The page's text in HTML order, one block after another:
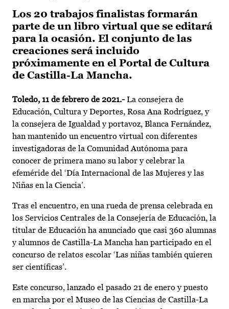
Los 20 trabajos finalistas formarán
parte de un libro virtual que se editará
para la ocasión. El conjunto de las
creaciones será incluido
próximamente en el Portal de Cultura
de Castilla-La Mancha.
Toledo, 11 de febrero de 2021.- La consejera de
Educación, Cultura y Deportes, Rosa Ana Rodríguez, y
la consejera de Igualdad y portavoz, Blanca Fernández,
han mantenido un encuentro virtual con diferentes
investigadoras de la Comunidad Autónoma para
conocer de primera mano su labor y celebrar la
efeméride del ‘Día Internacional de las Mujeres y las
Niñas en la Ciencia’.
Tras el encuentro, en una rueda de prensa celebrada en
los Servicios Centrales de la Consejería de Educación, la
titular de Educación ha anunciado que casi 360 alumnas
y alumnos de Castilla-La Mancha han participado en el
concurso de relatos escolar ‘Las niñas también quieren
ser científicas’.
Este concurso, lanzado el pasado 21 de enero y puesto
en marcha por el Museo de las Ciencias de Castilla-La